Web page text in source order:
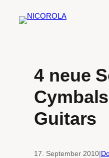
Inhalt
4 neue
Guitars
17. September 2010|